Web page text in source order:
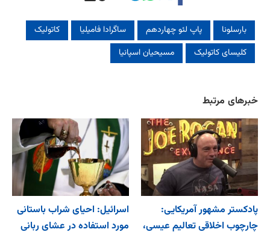
بارسلونا پاپ لئو چهاردهم ساگرادا فامیلیا
کاتولیک‌
کلیسای کاتولیک
مسیحیان اسپانیا
خبرهای مرتبط
پادکستر مشهور آمریکایی:
چارچوب اخلاقی تعالیم عیسی،
اسرائیل: احیای شراب باستانی
مورد استفاده در عشای ربانی